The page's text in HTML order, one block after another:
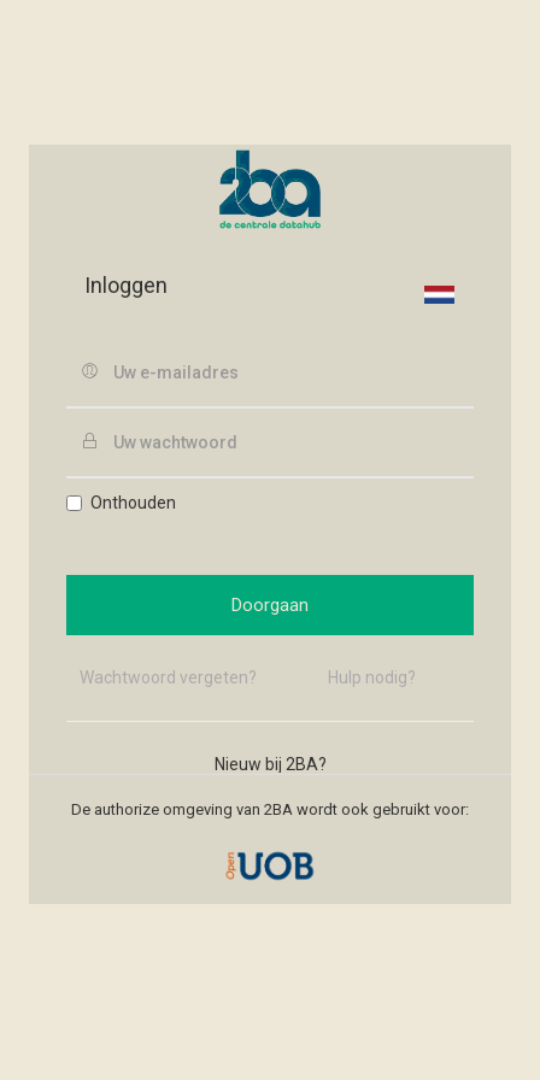
Inloggen
Onthouden
Doorgaan
Wachtwoord vergeten? Hulp nodig?
Nieuw bij 2BA?
Nieuw account maken
De authorize omgeving van 2BA wordt ook gebruikt voor: